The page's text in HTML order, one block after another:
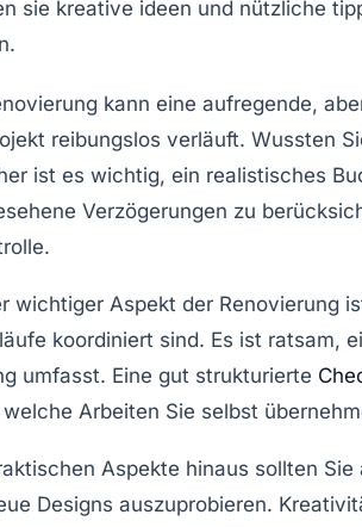
kann eine aufregende,
reibungslos verläuft. Wussten
ist es wichtig, ein realistisches
Verzögerungen zu
wichtiger Aspekt der Renovierung
koordiniert sind. Es ist ratsam,
umfasst. Eine gut strukturierte
Arbeiten Sie selbst
Aspekte hinaus sollten
Designs auszuprobieren.